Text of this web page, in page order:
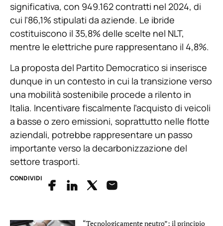
significativa, con 949.162 contratti nel 2024, di
cui l’86,1% stipulati da aziende. Le ibride
costituiscono il 35,8% delle scelte nel NLT,
mentre le elettriche pure rappresentano il 4,8%.
La proposta del Partito Democratico si inserisce
dunque in un contesto in cui la transizione verso
una mobilità sostenibile procede a rilento in
Italia. Incentivare fiscalmente l’acquisto di veicoli
a basse o zero emissioni, soprattutto nelle flotte
aziendali, potrebbe rappresentare un passo
importante verso la decarbonizzazione del
settore trasporti.
CONDIVIDI
“Tecnologicamente neutro”: il principio